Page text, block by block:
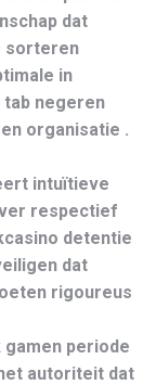
dat
sorteren
in
negeren
organisatie .
intuïtieve
respectief
detentie
dat
rigoureus
periode
autoriteit dat